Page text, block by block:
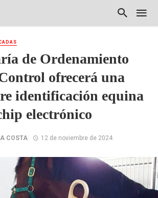
de Ordenamiento
ofrecerá una
identificación equina
electrónico
COSTA 12 de noviembre de 2024